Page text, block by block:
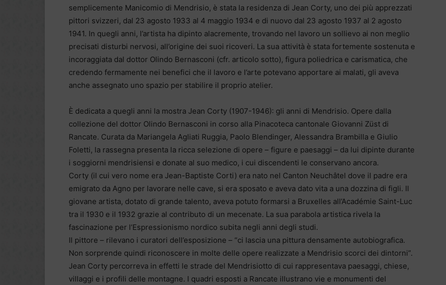
semplicemente Manicomio di Mendrisio, è stata la residenza di Jean Corty, uno dei più apprezzati
pittori svizzeri, dal 23 agosto 1933 al 4 maggio 1934 e di nuovo dal 23 agosto 1937 al 2 agosto
1941. In quegli anni, l’artista ha dipinto alacremente, trovando nel lavoro un sollievo ai non meglio
precisati disturbi nervosi, all’origine dei suoi ricoveri. La sua attività è stata fortemente sostenuta e
incoraggiata dal dottor Olindo Bernasconi (cfr. articolo sotto), figura poliedrica e carismatica, che
credendo fermamente nei benefici che il lavoro e l’arte potevano apportare ai malati, gli aveva
anche assegnato uno spazio per stabilire il proprio atelier.
È dedicata a quegli anni la mostra Jean Corty (1907-1946): gli anni di Mendrisio. Opere dalla
collezione del dottor Olindo Bernasconi in corso alla Pinacoteca cantonale Giovanni Züst di
Rancate. Curata da Mariangela Agliati Ruggia, Paolo Blendinger, Alessandra Brambilla e Giulio
Foletti, la rassegna presenta la ricca selezione di opere – figure e paesaggi – da lui dipinte durante
i soggiorni mendrisiensi e donate al suo medico, i cui discendenti le conservano ancora.
Corty (il cui vero nome era Jean-Baptiste Corti) era nato nel Canton Neuchâtel dove il padre era
emigrato da Agno per lavorare nelle cave, si era sposato e aveva dato vita a una dozzina di figli. Il
giovane artista, dotato di grande talento, aveva potuto formarsi a Bruxelles all’Académie Saint-Luc
tra il 1930 e il 1932 grazie al contributo di un mecenate. La sua parabola artistica rivela la
fascinazione per l’Espressionismo nordico subita negli anni degli studi.
Il pittore – rilevano i curatori dell’esposizione – “ci lascia una pittura densamente autobiografica.
Non sorprende quindi riconoscere in molte delle opere realizzate a Mendrisio scorci dei dintorni”.
Jean Corty percorreva in effetti le strade del Mendrisiotto di cui rappresentava paesaggi, chiese,
villaggi e i profili delle montagne. I quadri esposti a Rancate illustrano vie e monumenti del